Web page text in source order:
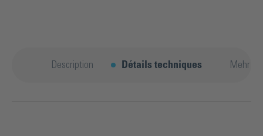
Description Détails techniques Mehr